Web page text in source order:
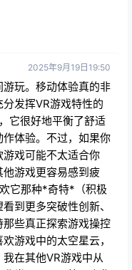
2025年9月19日19:50
玩。移动体验真的非
发挥VR游戏特性的
它很好地平衡了舒适
体验。不过，如果你
戏可能不太适合你
游戏更容易感到疲
它那种*奇特*（积极
到更多突破性创新、
些真正探索游戏操控
游戏中的太空星云，
在其他VR游戏中从